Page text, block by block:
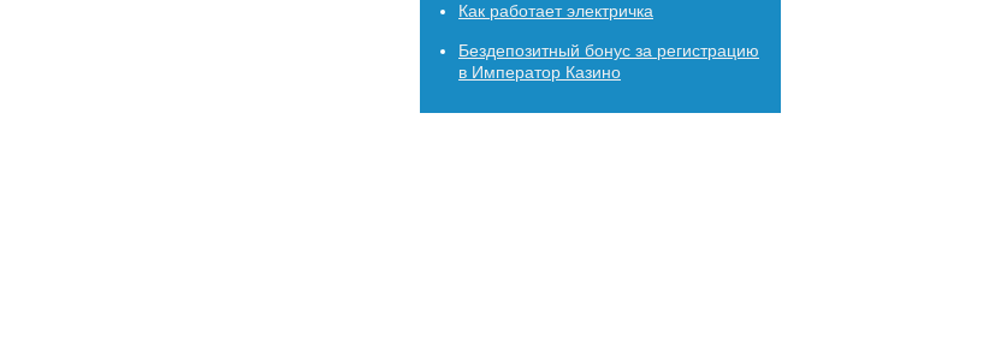
Как работает электричка
Бездепозитный бонус за регистрацию
в Император Казино